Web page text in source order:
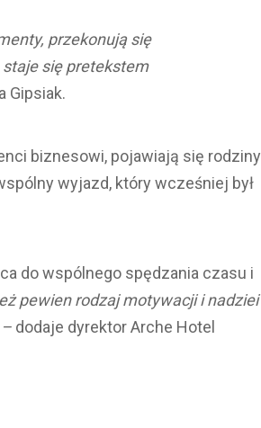
przekonują się
się pretekstem
Gipsiak.
biznesowi, pojawiają się rodziny
wyjazd, który wcześniej był
do wspólnego spędzania czasu i
pewien rodzaj motywacji i nadziei
dodaje dyrektor Arche Hotel